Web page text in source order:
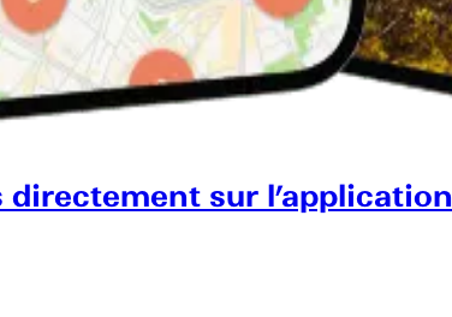
sur l’application